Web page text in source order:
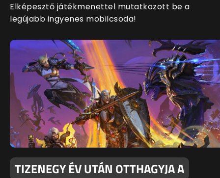
Elképesztő játékmenettel mutatkozott be a
legújabb ingyenes mobilcsoda!
TIZENEGY ÉV UTÁN OTTHAGYJA A